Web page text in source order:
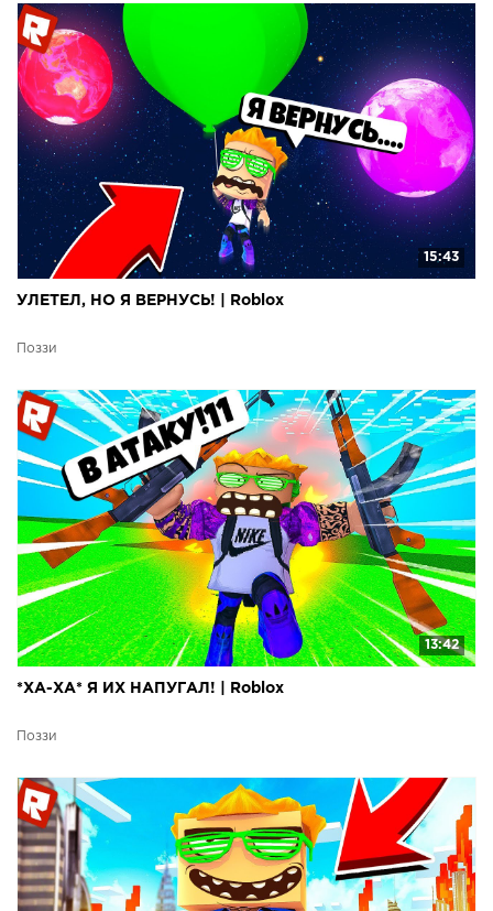
15:43
УЛЕТЕЛ, НО Я ВЕРНУСЬ! | Roblox
Поззи
13:42
*ХА-ХА* Я ИХ НАПУГАЛ! | Roblox
Поззи